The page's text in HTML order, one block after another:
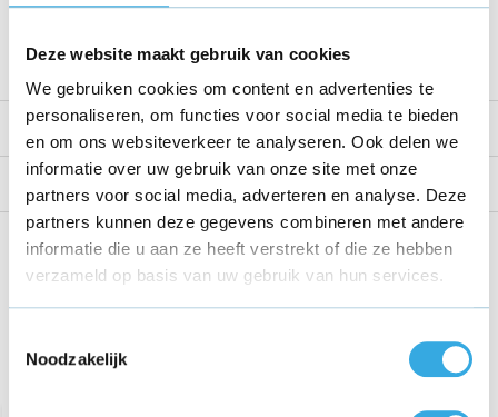
Deze website maakt gebruik van cookies
We gebruiken cookies om content en advertenties te
personaliseren, om functies voor social media te bieden
en om ons websiteverkeer te analyseren. Ook delen we
informatie over uw gebruik van onze site met onze
partners voor social media, adverteren en analyse. Deze
partners kunnen deze gegevens combineren met andere
informatie die u aan ze heeft verstrekt of die ze hebben
verzameld op basis van uw gebruik van hun services.
Noodzakelijk
Voltage 12 V
Bekijk alle specificaties
Productomschrijving
Share this product!